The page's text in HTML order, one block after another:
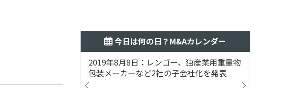
今日は何の日？M&Aカレンダー
2019年8月8日：レンゴー、独産業用重量物
包装メーカーなど2社の子会社化を発表